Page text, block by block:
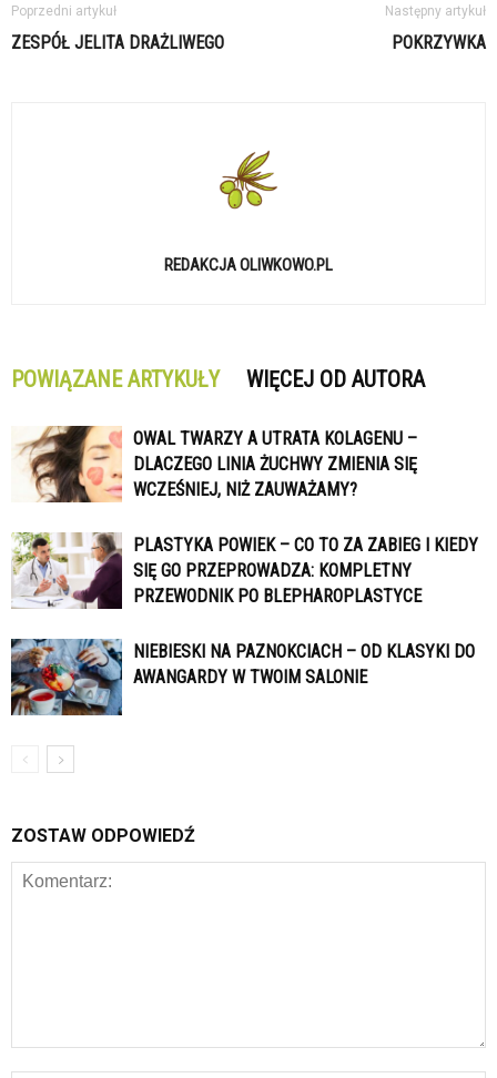
Poprzedni artykuł
ZESPÓŁ JELITA DRAŻLIWEGO
Następny artykuł
POKRZYWKA
REDAKCJA OLIWKOWO.PL
POWIĄZANE ARTYKUŁY WIĘCEJ OD AUTORA
OWAL TWARZY A UTRATA KOLAGENU –
DLACZEGO LINIA ŻUCHWY ZMIENIA SIĘ
WCZEŚNIEJ, NIŻ ZAUWAŻAMY?
PLASTYKA POWIEK – CO TO ZA ZABIEG I KIEDY
SIĘ GO PRZEPROWADZA: KOMPLETNY
PRZEWODNIK PO BLEPHAROPLASTYCE
NIEBIESKI NA PAZNOKCIACH – OD KLASYKI DO
AWANGARDY W TWOIM SALONIE
ZOSTAW ODPOWIEDŹ